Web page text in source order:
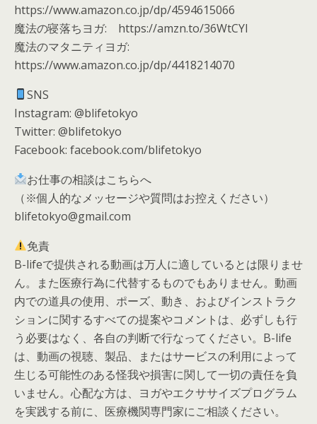
https://www.amazon.co.jp/dp/4594615066
魔法の寝落ちヨガ: https://amzn.to/36WtCYI
魔法のマタニティヨガ:
https://www.amazon.co.jp/dp/4418214070
SNS
Instagram: @blifetokyo
Twitter: @blifetokyo
Facebook: facebook.com/blifetokyo
お仕事の相談はこちらへ
（※個人的なメッセージや質問はお控えください）
blifetokyo@gmail.com
免責
B-lifeで提供される動画は万人に適しているとは限りませ
ん。また医療行為に代替するものでもありません。動画
内での道具の使用、ポーズ、動き、およびインストラク
ションに関するすべての提案やコメントは、必ずしも行
う必要はなく、各自の判断で行なってください。B-life
は、動画の視聴、製品、またはサービスの利用によって
生じる可能性のある怪我や損害に関して一切の責任を負
いません。心配な方は、ヨガやエクササイズプログラム
を実践する前に、医療機関専門家にご相談ください。